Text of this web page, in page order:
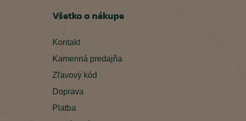
Všetko o nákupe
Kontakt
Kamenná predajňa
Zľavový kód
Doprava
Platba